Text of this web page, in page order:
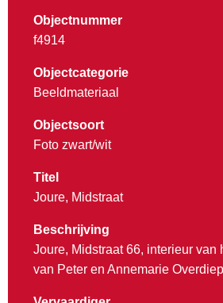
Objectnummer
f4914
Objectcategorie
Beeldmateriaal
Objectsoort
Foto zwart/wit
Titel
Joure, Midstraat
Beschrijving
Joure, Midstraat 66, interieur van
van Peter en Annemarie